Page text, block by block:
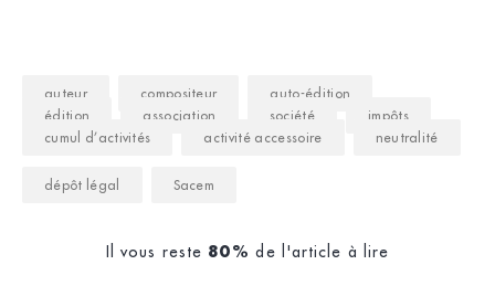
auteur compositeur
auto-édition
édition
association société
impôts
cumul d’activités
activité accessoire neutralité
dépôt légal Sacem
Il vous reste 80% de l'article à lire